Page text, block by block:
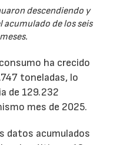
descendiendo y
acumulado de los seis
ha crecido
toneladas, lo
de 129.232
mes de 2025.
datos acumulados